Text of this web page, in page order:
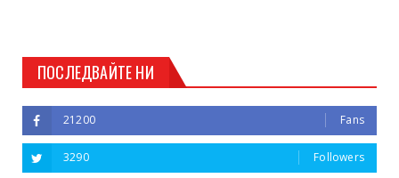
ПОСЛЕДВАЙТЕ НИ
21200 Fans
3290 Followers